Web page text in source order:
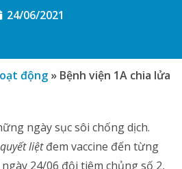
24/06/2021
động » Bệnh viện 1A chia lửa
ngày sục sôi chống dịch.
liệtđem vaccine đến từng
24/06 đội tiêm chủng số 2,